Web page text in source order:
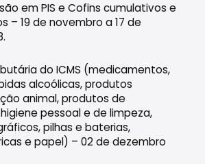
em PIS e Cofins cumulativos e
– 19 de novembro a 17 de
do ICMS (medicamentos,
alcoólicas, produtos
animal, produtos de
pessoal e de limpeza,
pilhas e baterias,
e papel) – 02 de dezembro